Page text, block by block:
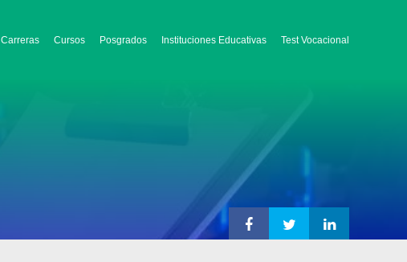
Carreras Cursos Posgrados Instituciones Educativas Test Vocacional